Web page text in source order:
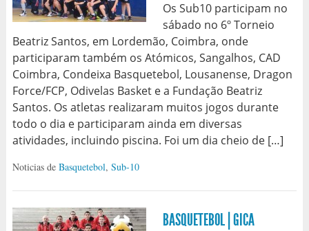
Os Sub10 participam no
sábado no 6º Torneio
Beatriz Santos, em Lordemão, Coimbra, onde
participaram também os Atómicos, Sangalhos, CAD
Coimbra, Condeixa Basquetebol, Lousanense, Dragon
Force/FCP, Odivelas Basket e a Fundação Beatriz
Santos. Os atletas realizaram muitos jogos durante
todo o dia e participaram ainda em diversas
atividades, incluindo piscina. Foi um dia cheio de […]
Noticias de Basquetebol, Sub-10
BASQUETEBOL | GICA